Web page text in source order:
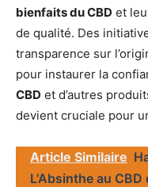
bienfaits du CBD et
de qualité. Des
transparence sur
pour instaurer la
CBD et d’autres
devient cruciale pour
Article Similaire
L'Absinthe au